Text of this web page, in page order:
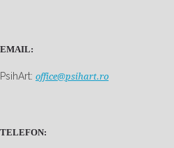
EMAIL:
PsihArt: office@psihart.ro
TELEFON: